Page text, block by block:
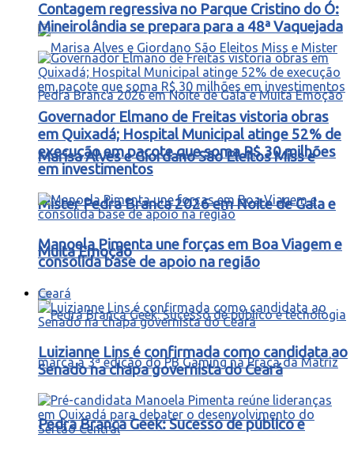
Marisa Alves e Giordano São Eleitos Miss e
Mister Pedra Branca 2026 em Noite de Gala e
Muita Emoção
Pedra Branca Geek: Sucesso de público e
Contagem regressiva no Parque Cristino do Ó:
Mineirolândia se prepara para a 48ª Vaquejada
Governador Elmano de Freitas vistoria obras
em Quixadá; Hospital Municipal atinge 52% de
execução em pacote que soma R$ 30 milhões
em investimentos
Manoela Pimenta une forças em Boa Viagem e
consolida base de apoio na região
Ceará
Luizianne Lins é confirmada como candidata ao
Senado na chapa governista do Ceará